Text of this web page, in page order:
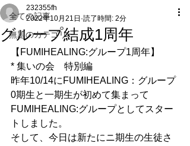
全ての記事
無題のカテゴリー
グループ結成1周年
232355fh
2022年10月21日 読了時間: 2分
【FUMIHEALING:グループ1周年】
* 集いの会　特別編
昨年10/14にFUMIHEALING：グループ
0期生と一期生が初めて集まって
FUMIHEALING:グループとしてスター
トしました。
そして、今日は新たにニ期生の生徒さ